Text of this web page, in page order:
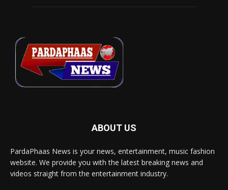
ABOUT US
PardaPhaas News is your news, entertainment, music fashion
website. We provide you with the latest breaking news and
videos straight from the entertainment industry.